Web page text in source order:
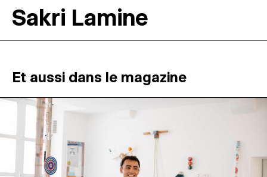
RÉSIDENCES ↓
ATELIERS OUVERTS
PROGRAMMATION
MAGAZINE
Sakri Lamine
Et aussi dans le magazine